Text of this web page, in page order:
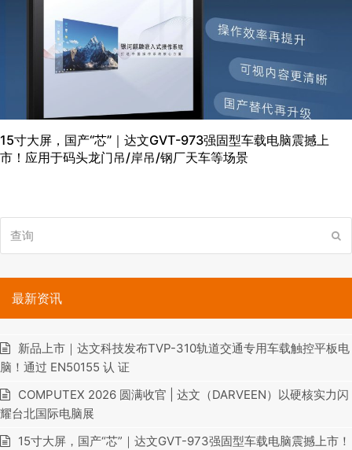
15寸大屏，国产“芯”｜达文GVT-973强固型车载电脑震撼上
市！应用于码头龙门吊/岸吊/钢厂天车等场景
询
最新资讯
新品上市｜达文科技发布TVP-310轨道交通专用车载触控平板电
脑！通过 EN50155 认 证
COMPUTEX 2026 圆满收官 | 达文（DARVEEN）以硬核实力闪
耀台北国际电脑展
15寸大屏，国产“芯”｜达文GVT-973强固型车载电脑震撼上市！